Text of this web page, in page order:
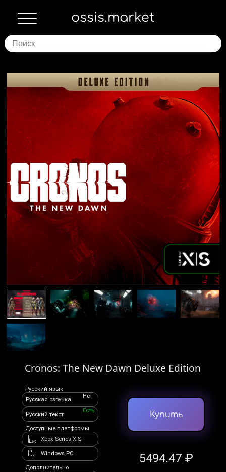
ossis.market
Cronos: The New Dawn Deluxe Edition
Русский язык
Русская озвучка
Нет
Русский текст
Есть
Доступные платформы
Xbox Series X|S
Windows PC
Дополнительно
Купить
5494.47 ₽